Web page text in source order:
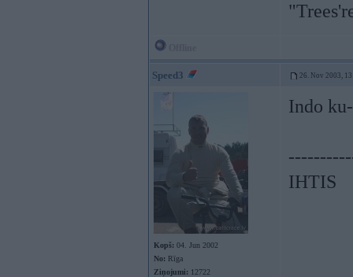
Speed3 26. Nov 2003,
Kopš: 04. Jun 2002
No: Rīga
Ziņojumi: 12722
Indo
IHTIS